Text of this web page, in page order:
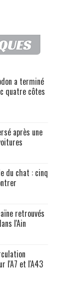
a terminé
quatre côtes
après une
du chat : cinq
retrouvés
l'Ain
l'A7 et l'A43